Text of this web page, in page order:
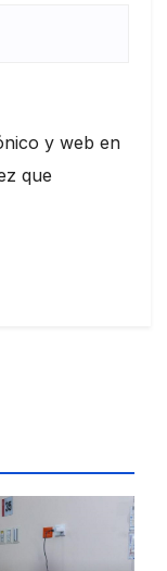
y web en
que